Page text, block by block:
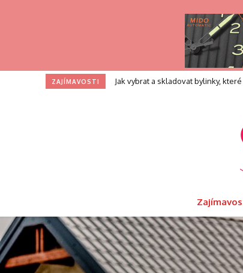
ZAJÍMAVOSTI Profesní zkouška pro kouče: Co